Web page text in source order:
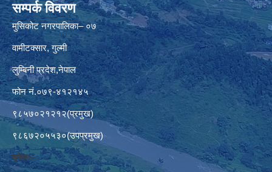
सम्पर्क विवरण
मुसिकोट नगरपालिका– ०७
वामीटक्सार, गुल्मी
लुम्बिनी प्रदेश,नेपाल
फोन नं.०७९-४१२१४५
९८५७०२१२१२(प्रमुख)
९८६७२०५५३०(उपप्रमुख)
इमेलः–